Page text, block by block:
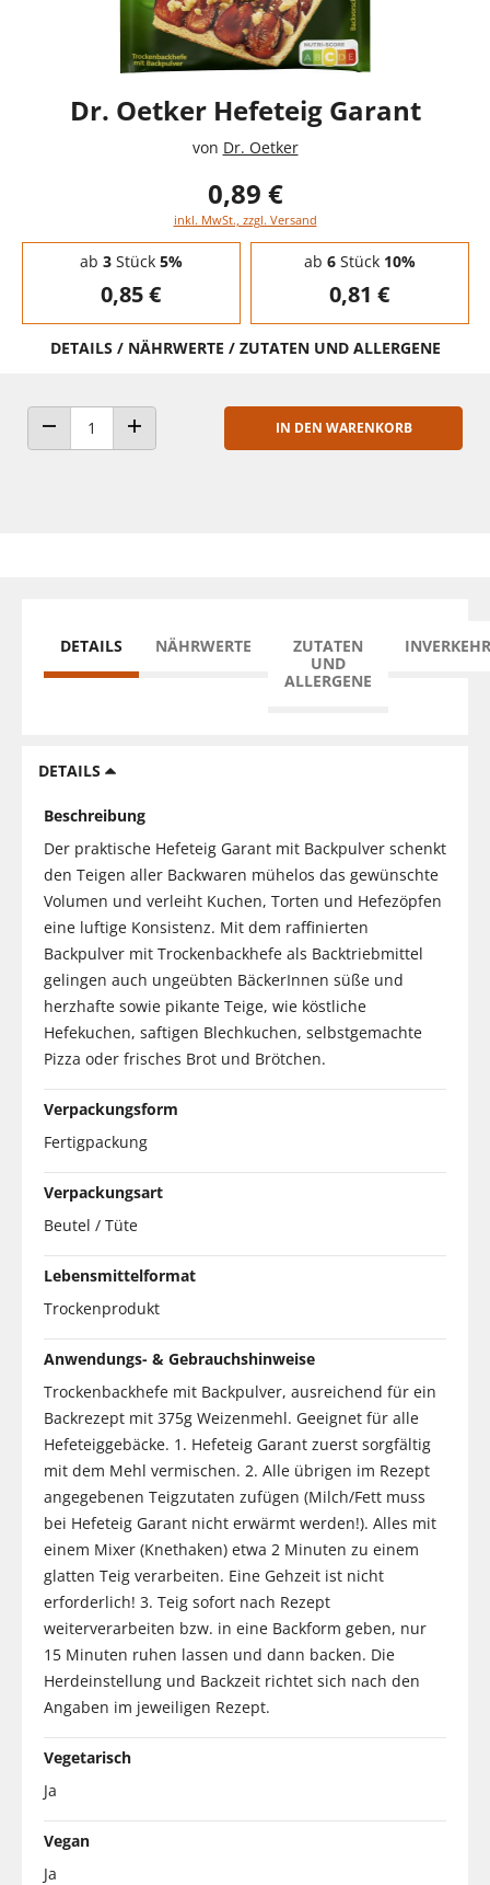
Dr. Oetker Hefeteig Garant
von Dr. Oetker
0,89 €
inkl. MwSt., zzgl. Versand
Staffelpreise - Mengenrabatt
ab 3Stück 5%
0,85 €
ab 6Stück 10%
0,81 €
DETAILS / NÄHRWERTE / ZUTATEN UND ALLERGENE
ANZAHL VERRINGERNANZAHL ERHÖHEN
IN DEN WARENKORB
DETAILS NÄHRWERTE
ZUTATEN
UND
ALLERGENE
DETAILS
Beschreibung
Der praktische Hefeteig Garant mit Backpulver schenkt
den Teigen aller Backwaren mühelos das gewünschte
Volumen und verleiht Kuchen, Torten und Hefezöpfen
eine luftige Konsistenz. Mit dem raffinierten
Backpulver mit Trockenbackhefe als Backtriebmittel
gelingen auch ungeübten BäckerInnen süße und
herzhafte sowie pikante Teige, wie köstliche
Hefekuchen, saftigen Blechkuchen, selbstgemachte
Pizza oder frisches Brot und Brötchen.
Verpackungsform
Fertigpackung
Verpackungsart
Beutel / Tüte
Lebensmittelformat
Trockenprodukt
Anwendungs- & Gebrauchshinweise
Trockenbackhefe mit Backpulver, ausreichend für ein
Backrezept mit 375g Weizenmehl. Geeignet für alle
Hefeteiggebäcke. 1. Hefeteig Garant zuerst sorgfältig
mit dem Mehl vermischen. 2. Alle übrigen im Rezept
angegebenen Teigzutaten zufügen (Milch/Fett muss
bei Hefeteig Garant nicht erwärmt werden!). Alles mit
einem Mixer (Knethaken) etwa 2 Minuten zu einem
glatten Teig verarbeiten. Eine Gehzeit ist nicht
erforderlich! 3. Teig sofort nach Rezept
weiterverarbeiten bzw. in eine Backform geben, nur
15 Minuten ruhen lassen und dann backen. Die
Herdeinstellung und Backzeit richtet sich nach den
Angaben im jeweiligen Rezept.
Vegetarisch
Ja
Vegan
Ja